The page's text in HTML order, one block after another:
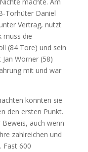
Torhüter Daniel
Vertrag, nutzt
muss die
(84 Tore) und sein
Wörner (58)
mit und war
konnten sie
den ersten Punkt.
auch wenn
zahlreichen und
Fast 600